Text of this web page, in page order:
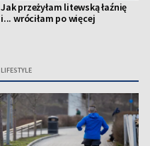
Jak przeżyłam litewską łaźnię
i... wróciłam po więcej
LIFESTYLE